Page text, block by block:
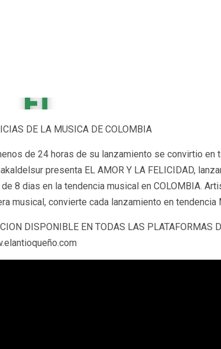
DE LA MUSICA DE COLOMBIA
de 24 horas de su lanzamiento se convirtio en
presenta EL AMOR Y LA FELICIDAD,
8 dias en la tendencia musical en COLOMBIA.
musical, convierte cada lanzamiento en tendencia
DISPONIBLE EN TODAS LAS PLATAFORMAS